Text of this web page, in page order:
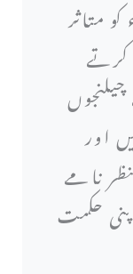
متاثر
اور
نامے
حکمت